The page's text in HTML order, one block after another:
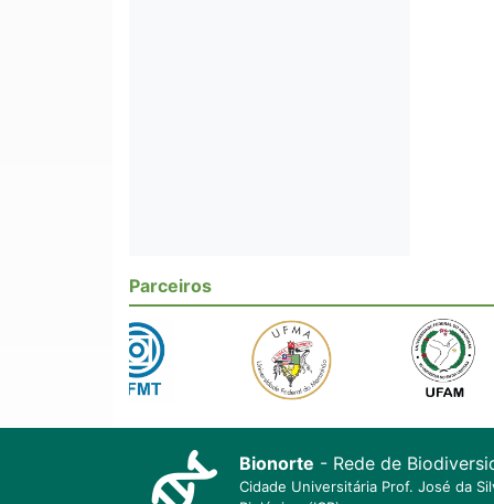
Parceiros
Bionorte - Rede de
Cidade Universitária Prof. José da